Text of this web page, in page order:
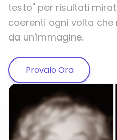
testo" per risultati
coerenti ogni volta
da un'immagine.
Provalo Ora